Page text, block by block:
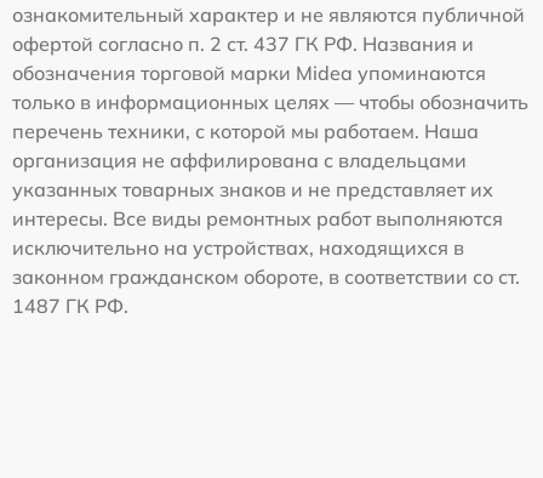
ознакомительный характер и не являются публичной
офертой согласно п. 2 ст. 437 ГК РФ. Названия и
обозначения торговой марки Midea упоминаются
только в информационных целях — чтобы обозначить
перечень техники, с которой мы работаем. Наша
организация не аффилирована с владельцами
указанных товарных знаков и не представляет их
интересы. Все виды ремонтных работ выполняются
исключительно на устройствах, находящихся в
законном гражданском обороте, в соответствии со ст.
1487 ГК РФ.